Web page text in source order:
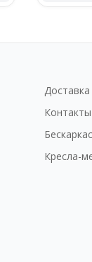
Контакты
Кресла-